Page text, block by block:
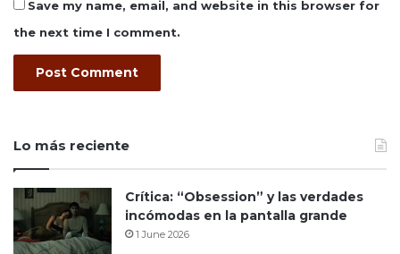
Save my name, email, and website in this browser for
the next time I comment.
Lo más reciente
Crítica: “Obsession” y las verdades
incómodas en la pantalla grande
1 June 2026